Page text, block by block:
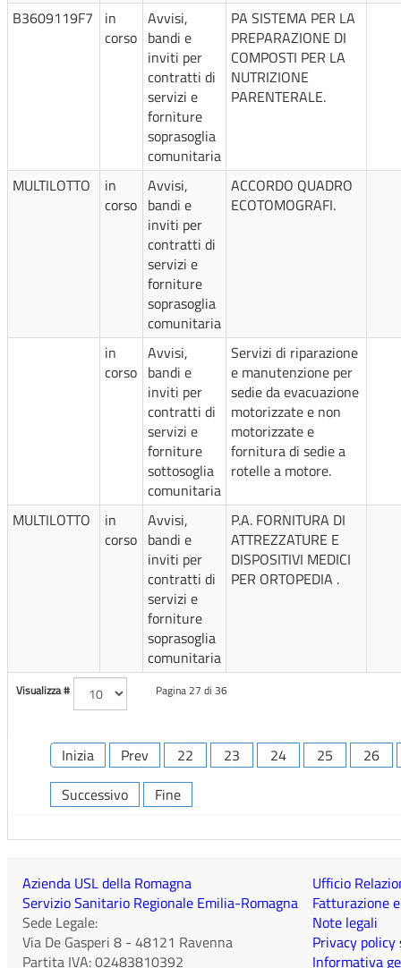
Visualizza # Pagina 27 di 36
Inizia Prev 22 23 24 25
26
Successivo
Fine
B3609119F7
in
corso
Avvisi,
bandi e
inviti per
contratti di
servizi e
forniture
soprasoglia
comunitaria
PA SISTEMA PER LA
PREPARAZIONE DI
COMPOSTI PER LA
NUTRIZIONE
PARENTERALE.
MULTILOTTO
in
corso
Avvisi,
bandi e
inviti per
contratti di
servizi e
forniture
soprasoglia
comunitaria
ACCORDO QUADRO
ECOTOMOGRAFI.
in
corso
Avvisi,
bandi e
inviti per
contratti di
servizi e
forniture
sottosoglia
comunitaria
Servizi di riparazione
e manutenzione per
sedie da evacuazione
motorizzate e non
motorizzate e
fornitura di sedie a
rotelle a motore.
MULTILOTTO
in
corso
Avvisi,
bandi e
inviti per
contratti di
servizi e
forniture
soprasoglia
comunitaria
P.A. FORNITURA DI
ATTREZZATURE E
DISPOSITIVI MEDICI
PER ORTOPEDIA .
Azienda USL della Romagna
Servizio Sanitario Regionale Emilia-Romagna
Sede Legale:
Via De Gasperi 8 - 48121 Ravenna
Partita IVA:02483810392
Ufficio
Fatturazione
Note legali
Privacy
Informativa